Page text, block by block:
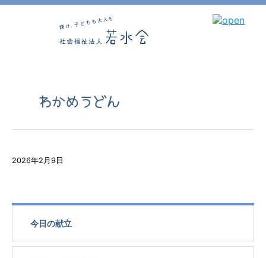
わかめうどん
2026年2月9日
今日の献立